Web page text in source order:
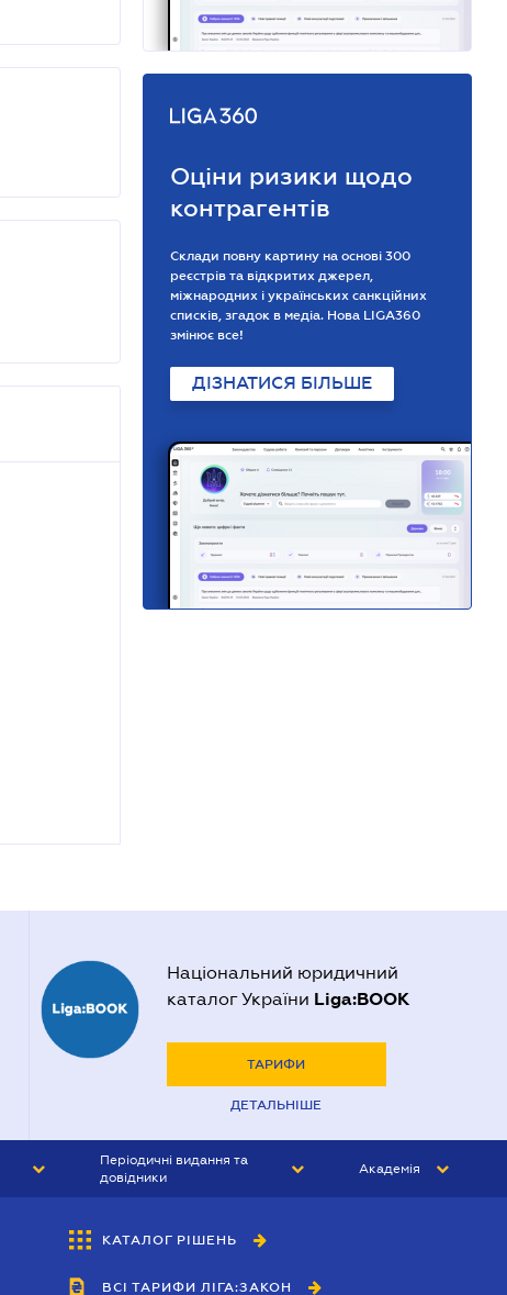
Оціни ризики щодо
контрагентів
Склади повну картину на основі 300
реєстрів та відкритих джерел,
міжнародних і українських санкційних
списків, згадок в медіа. Нова LIGA360
змінює все!
ДІЗНАТИСЯ БІЛЬШЕ
Національний юридичний
каталог України Liga:BOOK
ТАРИФИ
ДЕТАЛЬНІШЕ
Періодичні видання та
довідники
БУХГАЛТЕР&ЗАКОН
ВІСНИК МСФЗ
Академія
КАТАЛОГ РІШЕНЬ
ВСІ ТАРИФИ ЛІГА:ЗАКОН